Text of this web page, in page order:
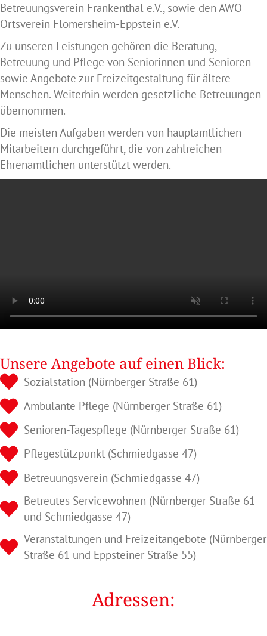
Betreuungsverein Frankenthal e.V., sowie den AWO
Ortsverein Flomersheim-Eppstein e.V.
Zu unseren Leistungen gehören die Beratung,
Betreuung und Pflege von Seniorinnen und Senioren
sowie Angebote zur Freizeitgestaltung für ältere
Menschen. Weiterhin werden gesetzliche Betreuungen
übernommen.
Die meisten Aufgaben werden von hauptamtlichen
Mitarbeitern durchgeführt, die von zahlreichen
Ehrenamtlichen unterstützt werden.
Unsere Angebote auf einen Blick:
Sozialstation (Nürnberger Straße 61)
Ambulante Pflege (Nürnberger Straße 61)
Senioren-Tagespflege (Nürnberger Straße 61)
Pflegestützpunkt (Schmiedgasse 47)
Betreuungsverein (Schmiedgasse 47)
Betreutes Servicewohnen (Nürnberger Straße 61
und Schmiedgasse 47)
Veranstaltungen und Freizeitangebote (Nürnberger
Straße 61 und Eppsteiner Straße 55)
Adressen: